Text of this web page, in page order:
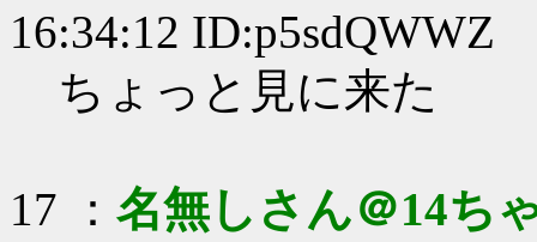
16:34:12 ID:p5sdQWWZ
ちょっと見に来た
17 ： 名無しさん＠14ち